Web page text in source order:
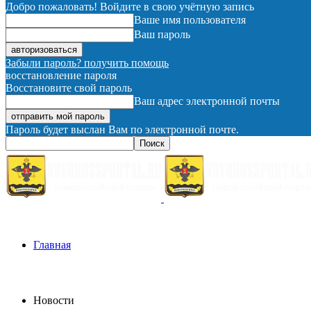
Добро пожаловать! Войдите в свою учётную запись
Ваше имя пользователя
Ваш пароль
Забыли пароль? получить помощь
восстановление пароля
Восстановите свой пароль
Ваш адрес электронной почты
Пароль будет выслан Вам по электронной почте.
Главная
Новости